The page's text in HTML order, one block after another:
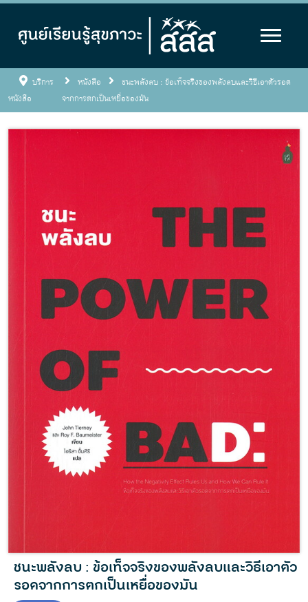
บริการ
หนังสือ
หนังสือ
ชนะพลังลบ : ข้อเท็จจริงของพลังลบและวิธีเอาตัวรอด
จากการตกเป็นเหยื่อของมัน
ชนะพลังลบ : ข้อเท็จจริงของพลังลบและวิธีเอาตัว
รอดจากการตกเป็นเหยื่อของมัน